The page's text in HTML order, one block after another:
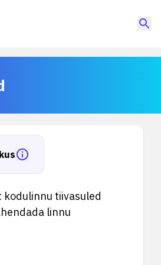
kodulinnu tiivasuled
linnu